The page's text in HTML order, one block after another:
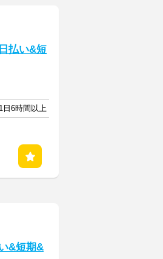
払い&短
日6時間以上
&短期&